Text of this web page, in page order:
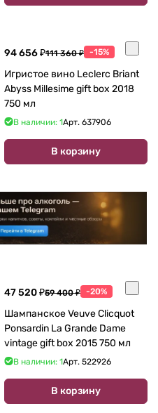
94 656 ₽111 360 ₽ -15%
Игристое вино Leclerc Briant
Abyss Millesime gift box 2018
750 мл
В наличии: 1Арт. 637906
В корзину
47 520 ₽59 400 ₽ -20%
Шампанское Veuve Clicquot
Ponsardin La Grande Dame
vintage gift box 2015 750 мл
В наличии: 1Арт. 522926
В корзину